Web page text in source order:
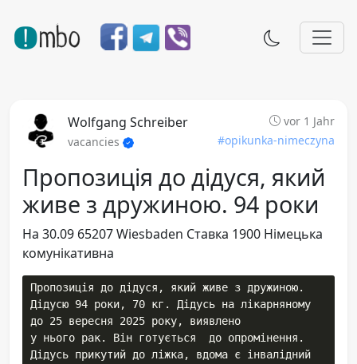
Wolfgang Schreiber
vor 1 Jahr
vacancies
#opikunka-nimeczyna
Пропозиція до дідуся, який
живе з дружиною. 94 роки
На 30.09 65207 Wiesbaden Ставка 1900 Німецька
комунікативна
Пропозиція до дідуся, який живе з дружиною.
Дідусю 94 роки, 70 кг. Дідусь на лікарняному
до 25 вересня 2025 року, виявлено
у нього рак. Він готується  до опромінення.
Дідусь прикутий до ліжка, вдома є інвалідний